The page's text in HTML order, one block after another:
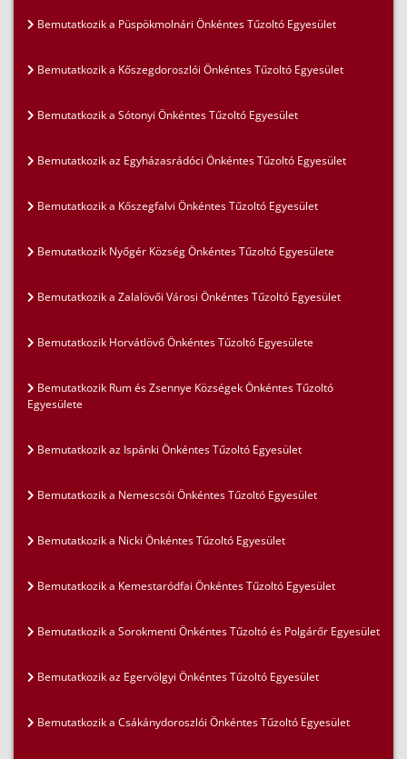
Bemutatkozik a Püspökmolnári Önkéntes Tűzoltó Egyesület
Bemutatkozik a Kőszegdoroszlói Önkéntes Tűzoltó Egyesület
Bemutatkozik a Sótonyi Önkéntes Tűzoltó Egyesület
Bemutatkozik az Egyházasrádóci Önkéntes Tűzoltó Egyesület
Bemutatkozik a Kőszegfalvi Önkéntes Tűzoltó Egyesület
Bemutatkozik Nyőgér Község Önkéntes Tűzoltó Egyesülete
Bemutatkozik a Zalalövői Városi Önkéntes Tűzoltó Egyesület
Bemutatkozik Horvátlövő Önkéntes Tűzoltó Egyesülete
Bemutatkozik Rum és Zsennye Községek Önkéntes Tűzoltó
Egyesülete
Bemutatkozik az Ispánki Önkéntes Tűzoltó Egyesület
Bemutatkozik a Nemescsói Önkéntes Tűzoltó Egyesület
Bemutatkozik a Nicki Önkéntes Tűzoltó Egyesület
Bemutatkozik a Kemestaródfai Önkéntes Tűzoltó Egyesület
Bemutatkozik a Sorokmenti Önkéntes Tűzoltó és Polgárőr Egyesület
Bemutatkozik az Egervölgyi Önkéntes Tűzoltó Egyesület
Bemutatkozik a Csákánydoroszlói Önkéntes Tűzoltó Egyesület